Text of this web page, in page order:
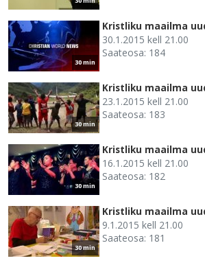
30 min
Kristliku maailma
30.1.2015 kell 21.00
Saateosa: 184
30 min
Kristliku maailma
23.1.2015 kell 21.00
Saateosa: 183
30 min
Kristliku maailma
16.1.2015 kell 21.00
Saateosa: 182
30 min
Kristliku maailma
9.1.2015 kell 21.00
Saateosa: 181